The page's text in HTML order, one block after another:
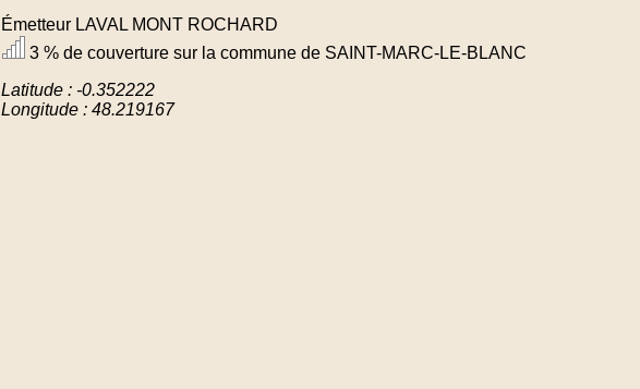
Émetteur LAVAL MONT ROCHARD
3 % de couverture sur la commune de SAINT-MARC-LE-BLANC
Latitude : -0.352222
Longitude : 48.219167